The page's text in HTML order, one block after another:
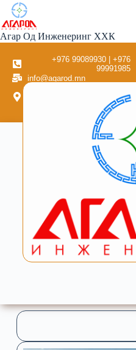
Агар Од Инженеринг ХХК
+976 99089930 | +976
99991985
info@agarod.mn
дүүрэг 26-р хороо Sunrise
төв 8 давхар 801 тоот